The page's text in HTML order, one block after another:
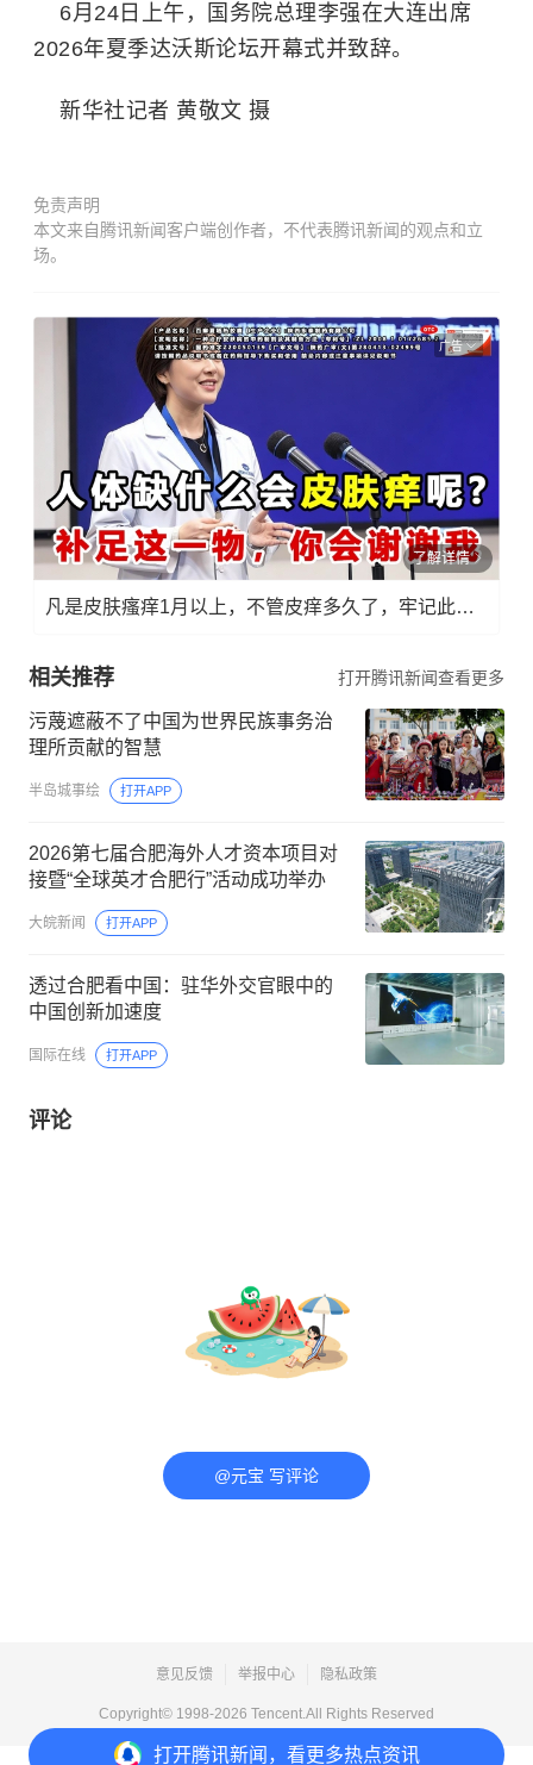
6月24日上午，国务院总理李强在大连出席
2026年夏季达沃斯论坛开幕式并致辞。
新华社记者 黄敬文 摄
免责声明
本文来自腾讯新闻客户端创作者，不代表腾讯新闻的观点和立
场。
打开腾讯新闻，看更多热点资讯
广告
了解详情
凡是皮肤瘙痒1月以上，不管皮痒多久了，牢记此法，快！准！狠！
相关推荐 打开腾讯新闻查看更多
污蔑遮蔽不了中国为世界民族事务治
理所贡献的智慧
半岛城事绘 打开APP
2026第七届合肥海外人才资本项目对
接暨“全球英才合肥行”活动成功举办
大皖新闻 打开APP
透过合肥看中国：驻华外交官眼中的
中国创新加速度
国际在线 打开APP
评论
@元宝 写评论
意见反馈 举报中心 隐私政策
Copyright© 1998-2026 Tencent.All Rights Reserved